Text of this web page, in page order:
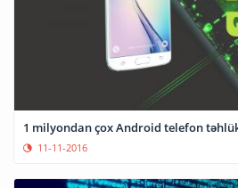
1 milyondan çox Android telefon
11-11-2016